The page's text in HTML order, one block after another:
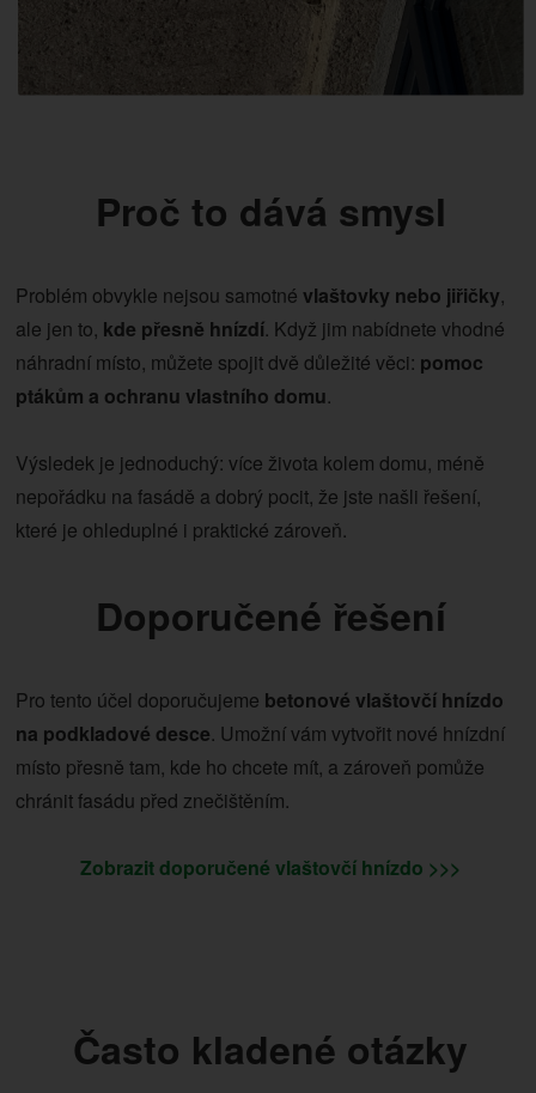
Proč to dává smysl
Problém obvykle nejsou samotnévlaštovky nebo jiřičky,
ale jen to, kde přesně hnízdí. Když jim nabídnete vhodné
náhradní místo, můžete spojit dvě důležité věci: pomoc
ptákům a ochranu vlastního domu.
Výsledek je jednoduchý: více života kolem domu, méně
nepořádku na fasádě a dobrý pocit, že jste našli řešení,
které je ohleduplné i praktické zároveň.
Doporučené řešení
Pro tento účel doporučujeme betonové vlaštovčí hnízdo
na podkladové desce. Umožní vám vytvořit nové hnízdní
místo přesně tam, kde ho chcete mít, a zároveň pomůže
chránit fasádu před znečištěním.
Zobrazit doporučené vlaštovčí hnízdo >>>
Často kladené otázky